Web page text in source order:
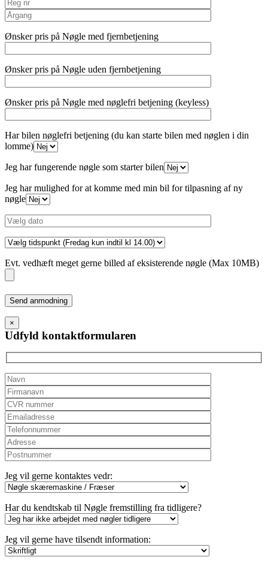
Ønsker pris på Nøgle med fjernbetjening
Ønsker pris på Nøgle uden fjernbetjening
Ønsker pris på Nøgle med nøglefri betjening (keyless)
Har bilen nøglefri betjening (du kan starte bilen med nøglen i din
lomme)
Jeg har fungerende nøgle som starter bilen
Jeg har mulighed for at komme med min bil for tilpasning af ny
nøgle
Evt. vedhæft meget gerne billed af eksisterende nøgle (Max 10MB)
Please
leave
this
field
empty.
×
Udfyld kontaktformularen
Jeg vil gerne kontaktes vedr:
Har du kendtskab til Nøgle fremstilling fra tidligere?
Jeg vil gerne have tilsendt information: